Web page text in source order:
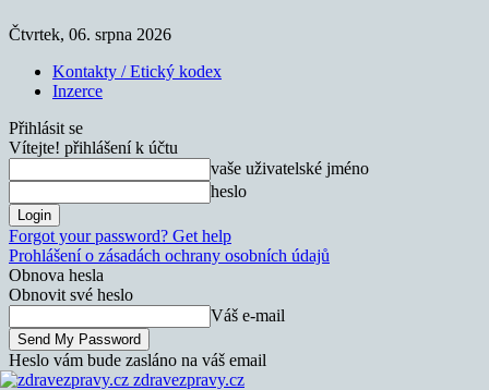
Čtvrtek, 06. srpna 2026
Kontakty / Etický kodex
Inzerce
Přihlásit se
Vítejte! přihlášení k účtu
vaše uživatelské jméno
heslo
Forgot your password? Get help
Prohlášení o zásadách ochrany osobních údajů
Obnova hesla
Obnovit své heslo
Váš e-mail
Heslo vám bude zasláno na váš email
zdravezpravy.cz